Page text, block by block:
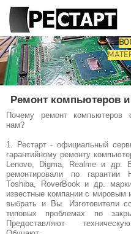
Ремонт компьютеров и
Почему ремонт компьютеров
нам?
1. Рестарт - официальный
гарантийному ремонту
Lenovo, Digma, Realme и
ремонтировали по гарантии
Toshiba, RoverBook и др.
известные компании с мировым
выбрать и Вы. Изготовители
типовых проблемах по
Предоставляют